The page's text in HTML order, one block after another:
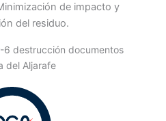
de impacto y
del residuo.
6 destrucción documentos
del Aljarafe